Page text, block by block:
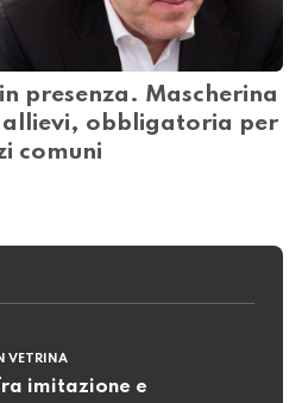
presenza. Mascherina
obbligatoria per
comuni
VETRINA
Tra imitazione e